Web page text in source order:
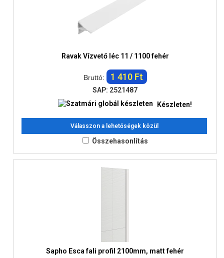
Ravak Vízvető léc 11 / 1100 fehér
Bruttó: 1 410 Ft
SAP: 2521487
Készleten!
Válasszon a lehetőségek közül
Összehasonlítás
Sapho Esca fali profil 2100mm, matt fehér